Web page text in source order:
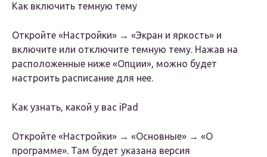
Как включить темную тему
Откройте «Настройки» → «Экран и яркость» и
включите или отключите темную тему. Нажав на
расположенные ниже «Опции», можно будет
настроить расписание для нее.
Как узнать, какой у вас iPad
Откройте «Настройки» → «Основные» → «О
программе». Там будет указана версия